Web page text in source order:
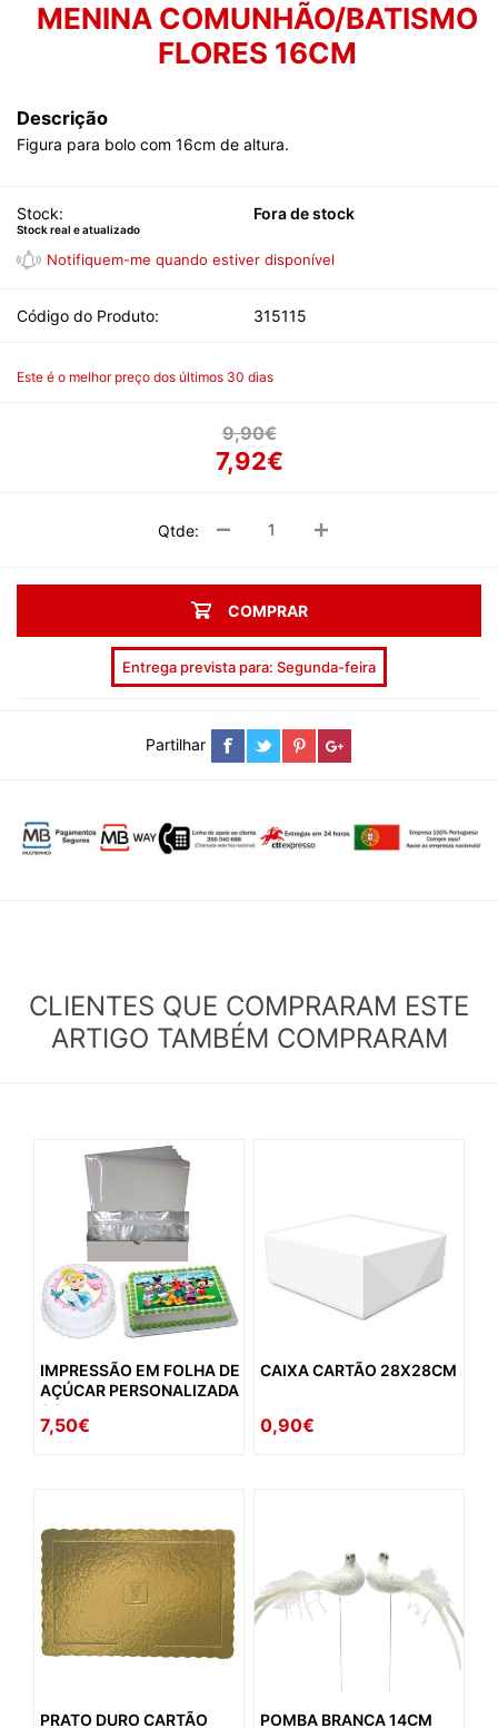
MENINA COMUNHÃO/BATISMO
FLORES 16CM
Descrição
Figura para bolo com 16cm de altura.
Stock: Fora de stock
Stock real e atualizado
Código do Produto: 315115
Este é o melhor preço dos últimos 30 dias
9,90€
7,92€
Qtde:
COMPRAR
Entrega prevista para: Segunda-feira
Partilhar
CLIENTES QUE COMPRARAM ESTE
ARTIGO TAMBÉM COMPRARAM
IMPRESSÃO EM FOLHA DE
AÇÚCAR PERSONALIZADA
A4
7,50€
CAIXA CARTÃO 28X28CM
0,90€
PRATO DURO CARTÃO POMBA BRANCA 14CM